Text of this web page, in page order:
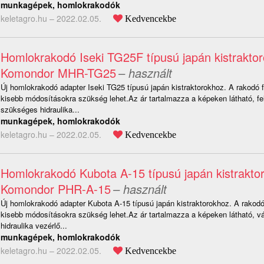
munkagépek, homlokrakodók
keletagro.hu – 2022.02.05. Kedvencekbe
Homlokrakodó Iseki TG25F típusú japán
Komondor MHR-TG25– használt
Új homlokrakodó adapter Iseki TG25 típusú japán kistraktorokhoz. A rakodó
kisebb módosításokra szükség lehet.Az ár tartalmazza a képeken látható,
szükséges hidraulika...
munkagépek, homlokrakodók
keletagro.hu – 2022.02.05. Kedvencekbe
Homlokrakodó Kubota A-15 típusú japán
Komondor PHR-A-15– használt
Új homlokrakodó adapter Kubota A-15 típusú japán kistraktorokhoz. A
kisebb módosításokra szükség lehet.Az ár tartalmazza a képeken látható,
hidraulika vezérlő...
munkagépek, homlokrakodók
keletagro.hu – 2022.02.05. Kedvencekbe